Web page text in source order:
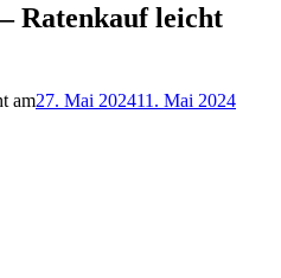
Ratenkauf leicht
am27. Mai 202411. Mai 2024